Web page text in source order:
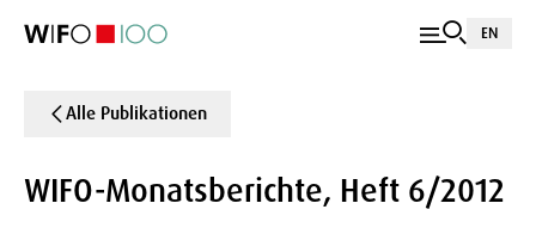
EN
Alle Publikationen
WIFO-Monatsberichte, Heft 6/2012